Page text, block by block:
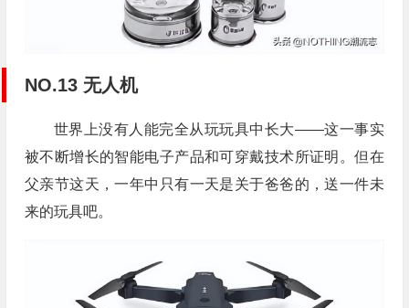
NO.13 无人机
世界上没有人能完全从玩玩具中长大——这一事实
被不断增长的智能电子产品和可穿戴技术所证明。但在
父亲节这天，一年中只有一天是关于爸爸的，送一件未
来的玩具吧。